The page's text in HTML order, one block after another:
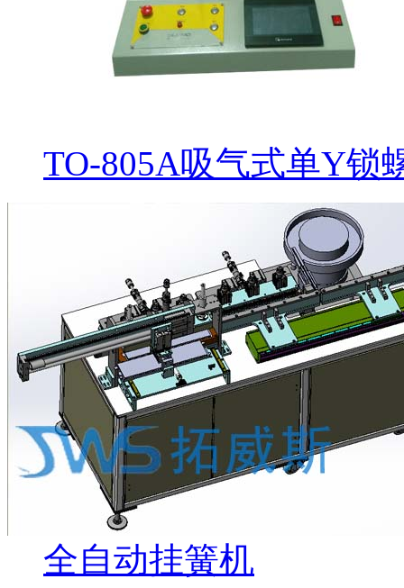
TO-805A吸气式单Y锁
全自动挂簧机